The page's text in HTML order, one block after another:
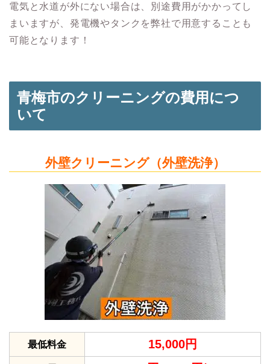
電気と水道が外にない場合は、別途費用がかかってし
まいますが、発電機やタンクを弊社で用意することも
可能となります！
青梅市のクリーニングの費用につ
いて
外壁クリーニング（外壁洗浄）
最低料金 15,000円